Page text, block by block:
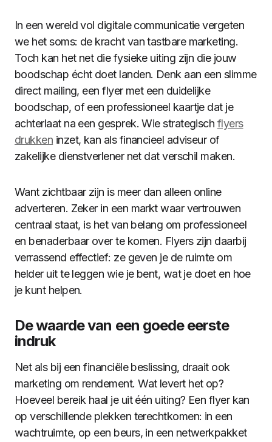
In een wereld vol digitale communicatie vergeten
we het soms: de kracht van tastbare marketing.
Toch kan het net die fysieke uiting zijn die jouw
boodschap écht doet landen. Denk aan een slimme
direct mailing, een flyer met een duidelijke
boodschap, of een professioneel kaartje dat je
achterlaat na een gesprek. Wie strategisch flyers
drukken inzet, kan als financieel adviseur of
zakelijke dienstverlener net dat verschil maken.
Want zichtbaar zijn is meer dan alleen online
adverteren. Zeker in een markt waar vertrouwen
centraal staat, is het van belang om professioneel
en benaderbaar over te komen. Flyers zijn daarbij
verrassend effectief: ze geven je de ruimte om
helder uit te leggen wie je bent, wat je doet en hoe
je kunt helpen.
De waarde van een goede eerste
indruk
Net als bij een financiële beslissing, draait ook
marketing om rendement. Wat levert het op?
Hoeveel bereik haal je uit één uiting? Een flyer kan
op verschillende plekken terechtkomen: in een
wachtruimte, op een beurs, in een netwerkpakket